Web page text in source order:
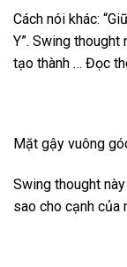
Cách nói khác:
Y”. Swing thought
tạo thành … Đọc
Mặt gậy vuông
Swing thought
sao cho cạnh